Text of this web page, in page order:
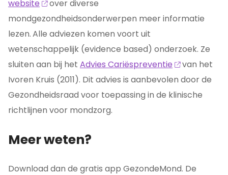
website
over diverse
mondgezondheidsonderwerpen meer informatie
lezen.Alle adviezen komen voort uit
wetenschappelijk (evidence based) onderzoek. Ze
sluiten aan bij het Advies Cariëspreventie
van het
Ivoren Kruis (2011). Dit advies is aanbevolen door de
Gezondheidsraad voor toepassing in de klinische
richtlijnen voor mondzorg.
Meer weten?
Download dan de gratis app GezondeMond. De